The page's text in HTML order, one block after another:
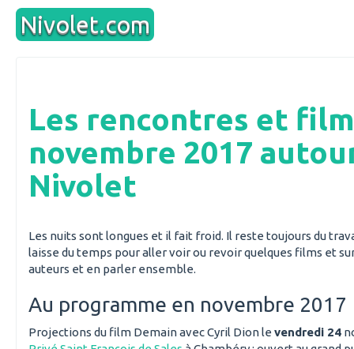
Aller
contenu
Nivolet.com
Les rencontres et
novembre 2017
Nivolet
Les nuits sont longues et il fait froid. Il reste toujours du
laisse du temps pour aller voir ou revoir quelques films et
auteurs et en parler ensemble.
Au programme en novembre 2017
Projections du film Demain avec Cyril Dion le vendredi 24